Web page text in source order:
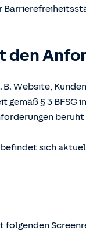
den
Website,
§ 3 BFSG
sich
folgenden